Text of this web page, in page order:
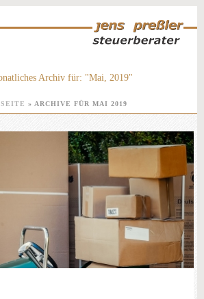
Archiv für: "Mai, 2019"
» ARCHIVE FÜR MAI 2019